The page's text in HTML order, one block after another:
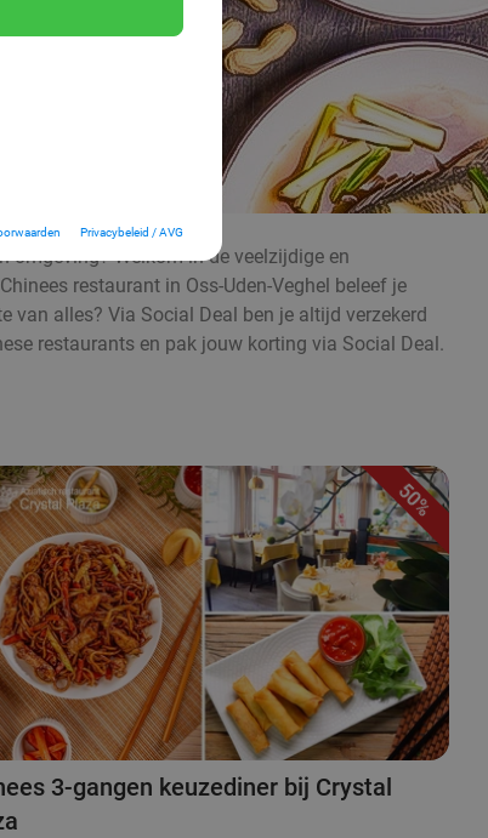
Privacybeleid / AVG
omgeving? Welkom in de veelzijdige en
restaurant in Oss-Uden-Veghel beleef je
van alles? Via Social Deal ben je altijd verzekerd
restaurants en pak jouw korting via Social Deal.
50%
3-gangen keuzediner bij Crystal